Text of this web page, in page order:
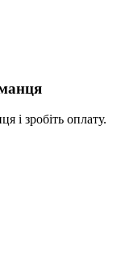
і зробіть оплату.